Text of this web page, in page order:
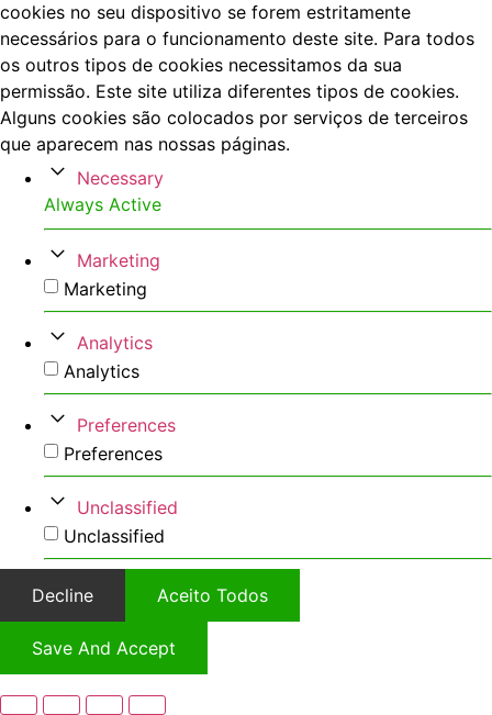
cookies no seu dispositivo se forem estritamente
necessários para o funcionamento deste site. Para todos
os outros tipos de cookies necessitamos da sua
permissão. Este site utiliza diferentes tipos de cookies.
Alguns cookies são colocados por serviços de terceiros
que aparecem nas nossas páginas.
Necessary
Always Active
Marketing
Marketing
Analytics
Analytics
Preferences
Preferences
Unclassified
Unclassified
Decline Aceito Todos
Save And Accept